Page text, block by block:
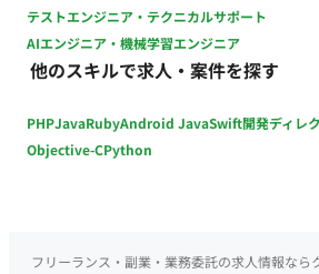
テストエンジニア・テクニカルサポート
AIエンジニア・機械学習エンジニア
他のスキルで求人・案件を探す
PHPJavaRubyAndroid JavaSwift開発ディレ
Objective-CPython
フリーランス・副業・業務委託の求人情報なら